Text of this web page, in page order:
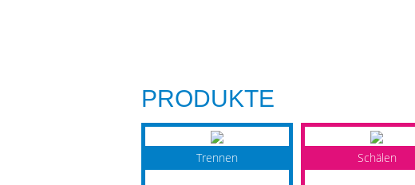
PRODUKTE
Trennen Schälen